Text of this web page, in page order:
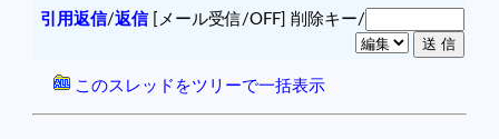
引用返信/返信[メール受信/OFF] 削除キー/
このスレッドをツリーで一括表示